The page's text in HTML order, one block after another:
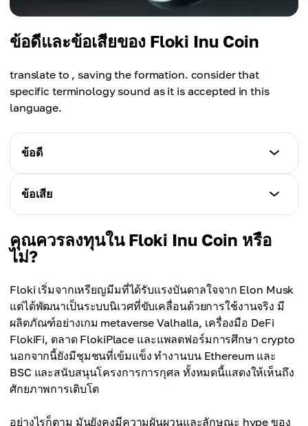
ข้อดีและข้อเสียของ Floki Inu Coin
translate to , saving the formation. consider that
specific terminology sound as it is accepted in this
language.
ข้อดี
ลักษณะเฉพาะ
Chain โดยมอบความปลอดภัยสูง (ETH) พร้อมค่า
ธรรมเนียมต่ำและความเร็วสูง (BSC)
FLOKI สามารถใช้สำหรับการซื้อ merchandise, การ
staking, การโหวตด้าน governance และการเข้าถึง
หลักสูตรการศึกษา
ความหลากหลายของบริการและผลิตภัณฑ์:
ระบบนิเวศ Floki ได้ขยายไปสู่หลายภาคส่วน รวมถึงเมตา
เวิร์สเกม NFT, marketplace สินค้าในโลกจริง,
ผลิตภัณฑ์ DeFi ที่ใช้งานได้จริงซึ่งอนุญาตให้ผู้ใช้ล็อก LP
มากมาย
ข้อเสีย
การขาดประโยชน์ใช้งานนอกระบบนิเวศ:
FLOKI ในฐานะโทเคนนั้นโดยพื้นฐานแล้วแทบไม่มี
ประโยชน์สำหรับสิ่งอื่นใดเลย นอกจากโปรเจกต์เนทีฟของ
Floki
การพัฒนาที่ยังคงดำเนินอยู่:
ฟีเจอร์หลายอย่างใน roadmap (เช่น full Valhalla
mainnet) ยังเป็นเพียงแผนเท่านั้น
การขาดความเชื่อมั่นจากนักลงทุน:
แม้จะมี utility แต่นักลงทุนและสถาบันบางส่วนยังคงมอง
ว่า Floki เป็นสินทรัพย์ที่เชื่อถือได้น้อยกว่าเมื่อเปรียบเทียบ
กับ altcoins อื่น ๆ ที่ไม่ใช่ meme
คุณควรลงทุนใน Floki Inu Coin หรือ
ไม่?
Floki เริ่มจากเหรียญมีมที่ได้รับแรงบันดาลใจจาก Elon Musk
แต่ได้พัฒนาเป็นระบบนิเวศที่ขับเคลื่อนด้วยการใช้งานจริง มี
ผลิตภัณฑ์อย่างเกม metaverse Valhalla, เครื่องมือ DeFi
FlokiFi, ตลาด FlokiPlace และแพลตฟอร์มการศึกษา crypto
นอกจากนี้ยังมีชุมชนที่เข้มแข็ง ทำงานบน Ethereum และ
BSC และสนับสนุนโครงการการกุศล ทั้งหมดนี้แสดงให้เห็นถึง
ศักยภาพการเติบโต
อย่างไรก็ตาม มันยังคงมีความผันผวนและลักษณะ hype ของ